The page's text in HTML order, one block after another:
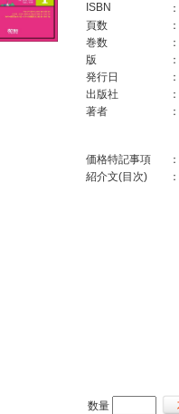
ISBN
：
頁数
：
巻数
：
版
：
発行日
：
出版社
：
著者
：
価格特記事項
：
紹介文(目次)
：
数量